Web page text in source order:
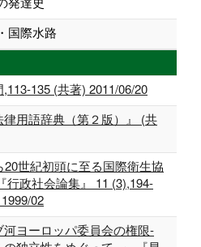
国際水路
135 (共著) 2011/06/20
律用語辞典（第２版）』 (共
20世紀初頭に至る国際衛生協
行政社会論集』 11 (3),194-
02
河ヨーロッパ委員会の権限-